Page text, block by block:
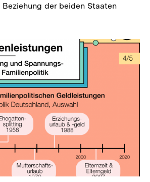
der beiden Staaten